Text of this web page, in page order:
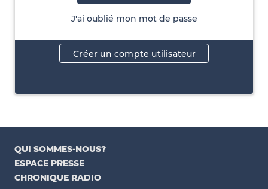
J'ai oublié mon mot de passe
Créer un compte utilisateur
QUI SOMMES-NOUS?
ESPACE PRESSE
CHRONIQUE RADIO